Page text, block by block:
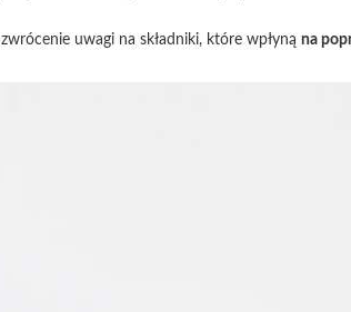
uwagi na składniki, które wpłyną na